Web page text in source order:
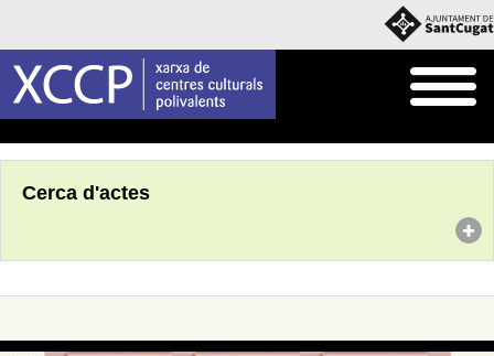
Cerca d'actes